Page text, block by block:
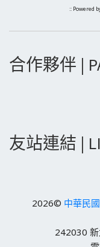
:: Powered
合作夥伴 |
友站連結 |
2026© 中華民
242030